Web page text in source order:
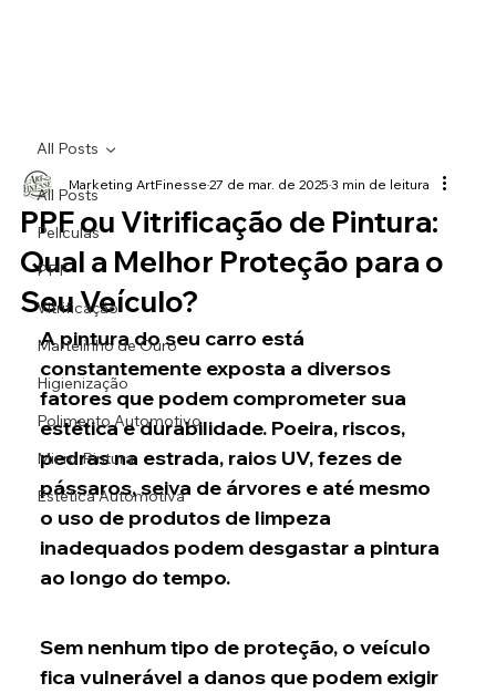
All Posts
Películas
PPF
Vitrificação
Martelinho de Ouro
Higienização
Polimento Automotivo
Micro Pintura
Estética Automotiva
All Posts
PPF ou Vitrificação de Pintura:
Qual a Melhor Proteção para o
Seu Veículo?
Marketing ArtFinesse27 de mar. de 20253 min de leitura
A pintura do seu carro está
constantemente exposta a diversos
fatores que podem comprometer sua
estética e durabilidade. Poeira, riscos,
pedras na estrada, raios UV, fezes de
pássaros, seiva de árvores e até mesmo
o uso de produtos de limpeza
inadequados podem desgastar a pintura
ao longo do tempo.
Sem nenhum tipo de proteção, o veículo
fica vulnerável a danos que podem exigir